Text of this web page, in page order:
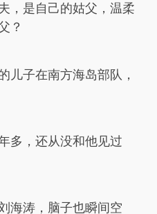
，是自己的姑父，温柔
？
儿子在南方海岛部队，
多，还从没和他见过
海涛，脑子也瞬间空